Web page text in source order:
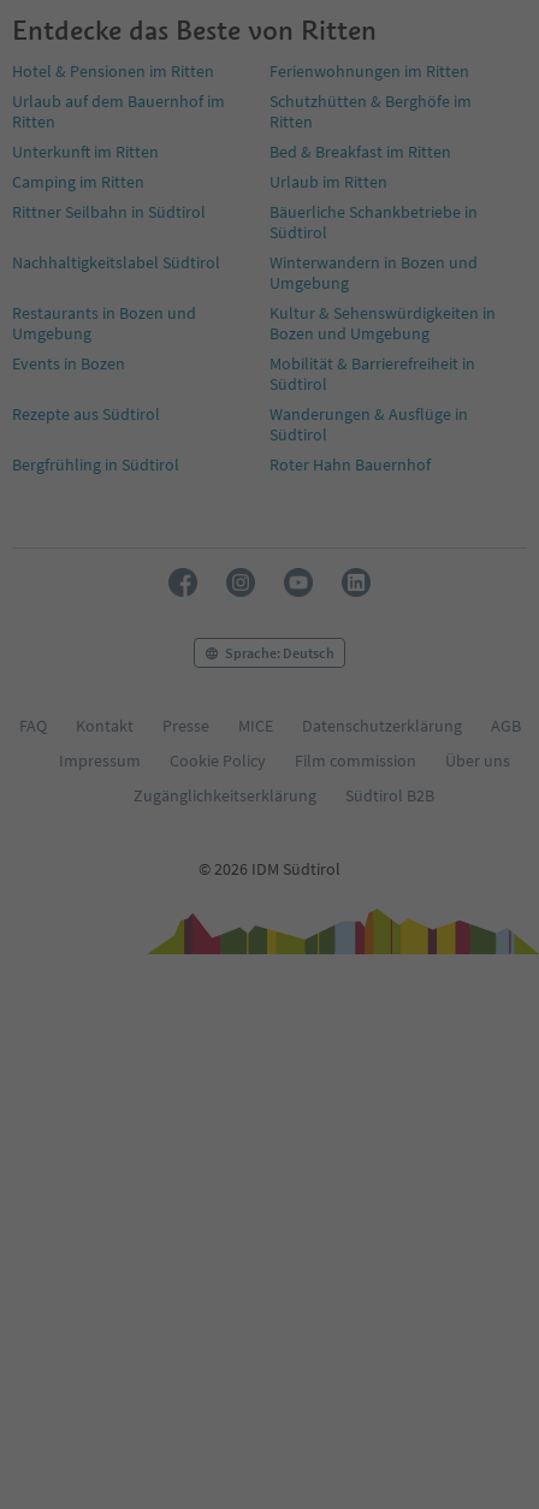
Entdecke das Beste von Ritten
Hotel & Pensionen im Ritten
Ferienwohnungen im Ritten
Urlaub auf dem Bauernhof im
Ritten
Schutzhütten & Berghöfe im
Ritten
Unterkunft im Ritten
Bed & Breakfast im Ritten
Camping im Ritten
Urlaub im Ritten
Rittner Seilbahn in Südtirol
Bäuerliche Schankbetriebe in
Südtirol
Nachhaltigkeitslabel Südtirol
Winterwandern in Bozen und
Umgebung
Restaurants in Bozen und
Umgebung
Kultur & Sehenswürdigkeiten in
Bozen und Umgebung
Events in Bozen
Mobilität & Barrierefreiheit in
Südtirol
Rezepte aus Südtirol
Wanderungen & Ausflüge in
Südtirol
Bergfrühling in Südtirol
Roter Hahn Bauernhof
Sprache: Deutsch
FAQ Kontakt Presse MICE Datenschutzerklärung
AGB
Impressum
Cookie Policy Film commission
Über uns
Zugänglichkeitserklärung
Südtirol B2B
© 2026 IDM Südtirol